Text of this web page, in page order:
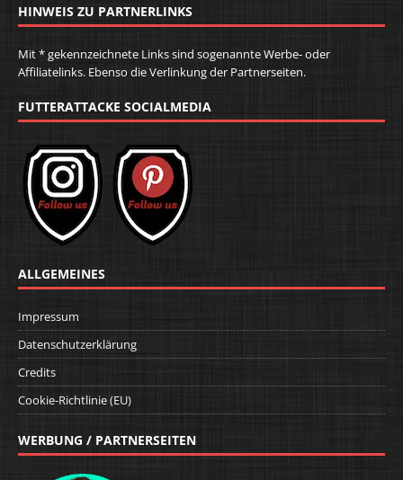
HINWEIS ZU PARTNERLINKS
Mit * gekennzeichnete Links sind sogenannte Werbe- oder
Affiliatelinks. Ebenso die Verlinkung der Partnerseiten.
FUTTERATTACKE SOCIALMEDIA
ALLGEMEINES
Impressum
Datenschutzerklärung
Credits
Cookie-Richtlinie (EU)
WERBUNG / PARTNERSEITEN